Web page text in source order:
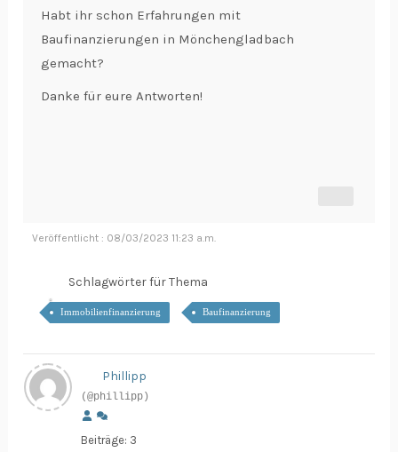
Habt ihr schon Erfahrungen mit
Baufinanzierungen in Mönchengladbach
gemacht?
Danke für eure Antworten!
Veröffentlicht : 08/03/2023 11:23 a.m.
Schlagwörter für Thema
Immobilienfinanzierung Baufinanzierung
Phillipp
(@phillipp)
Beiträge: 3